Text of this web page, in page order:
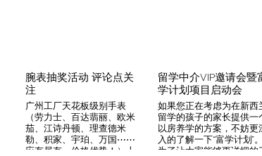
腕表抽奖活动 评论点关
注
广州工厂天花板级别手表
（劳力士、百达翡丽、欧米
茄、江诗丹顿、理查德米
勒、积家、宇珀、万国⋯⋯
应有尽有，价格优势！）十
留学中介VIP邀请会暨
学计划项目启动会
如果您正在考虑为在新西
留学的孩子的家长提供一
以房养学的方案，不妨更
入的了解一下“富学计划”。
为了让大家能够更详细的